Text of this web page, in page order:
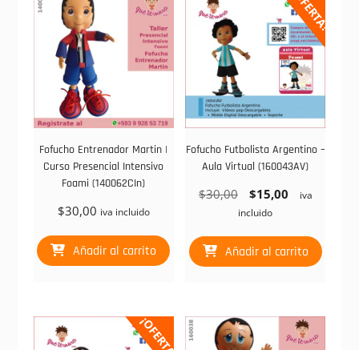
Fofucho Entrenador Martin |
Curso Presencial Intensivo
Foami (140062CIn)
$30,00 iva incluido
Añadir al carrito
Fofucho Futbolista Argentino –
Aula Virtual (160043AV)
$30,00
El
precio
era:
$30,00.
$15,00
El
es:
$15,00.
iva
incluido
Añadir al carrito
¡OFERTA!